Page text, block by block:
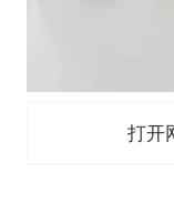
打开